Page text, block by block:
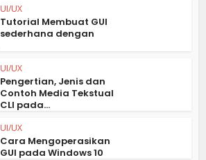
UI/UX
Tutorial Membuat GUI
sederhana dengan
UI/UX
Pengertian, Jenis dan
Contoh Media Tekstual
CLI pada...
UI/UX
Cara Mengoperasikan
GUI pada Windows 10